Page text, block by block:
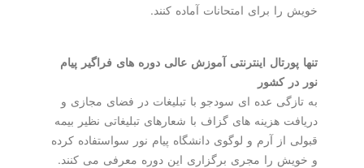
خویش را برای امتحانات آماده كنند.
تنها پورتال اینترنتی آموزش عالی دوره های فراگیر پیام
نور در كشور
به تازگی عده ای سودجو با تبلیغات در فضای مجازی و
دریافت هزینه های گزاف با شعارهای تبلیغاتی نظیر بیمه
قبولی از آرم و لوگوی دانشگاه پیام نور سواستفاده كرده
و خویش را مجری برگزاری این دوره معرفی می كنند.